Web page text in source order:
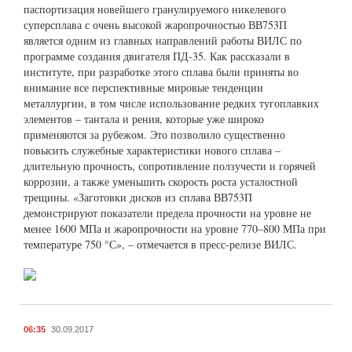
паспортизация новейшего гранулируемого никелевого
суперсплава с очень высокой жаропрочностью ВВ753П
является одним из главных направлений работы ВИЛС по
программе создания двигателя ПД-35. Как рассказали в
институте, при разработке этого сплава были приняты во
внимание все перспективные мировые тенденции
металлургии, в том числе использование редких тугоплавких
элементов – тантала и рения, которые уже широко
применяются за рубежом. Это позволило существенно
повысить служебные характеристики нового сплава –
длительную прочность, сопротивление ползучести и горячей
коррозии, а также уменьшить скорость роста усталостной
трещины. «Заготовки дисков из сплава ВВ753П
демонстрируют показатели предела прочности на уровне не
менее 1600 МПа и жаропрочности на уровне 770–800 МПа при
температуре 750 °С», – отмечается в пресс-релизе ВИЛС.
06:35 30.09.2017